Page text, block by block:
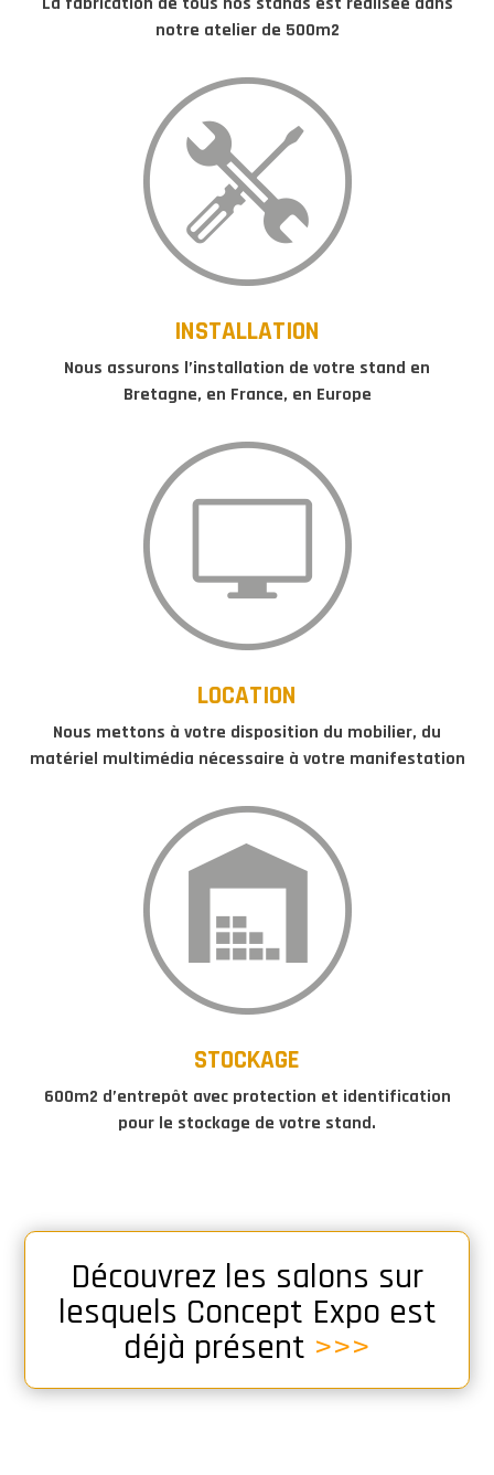
notre atelier de 500m2
INSTALLATION
Nous assurons l’installation de votre stand en
Bretagne, en France, en Europe
LOCATION
Nous mettons à votre disposition du mobilier, du
matériel multimédia nécessaire à votre manifestation
STOCKAGE
600m2 d’entrepôt avec protection et identification
pour le stockage de votre stand.
Découvrez les salons sur
lesquels Concept Expo est
déjà présent >>>